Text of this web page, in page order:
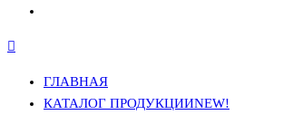
ГЛАВНАЯ
КАТАЛОГ ПРОДУКЦИИNEW!